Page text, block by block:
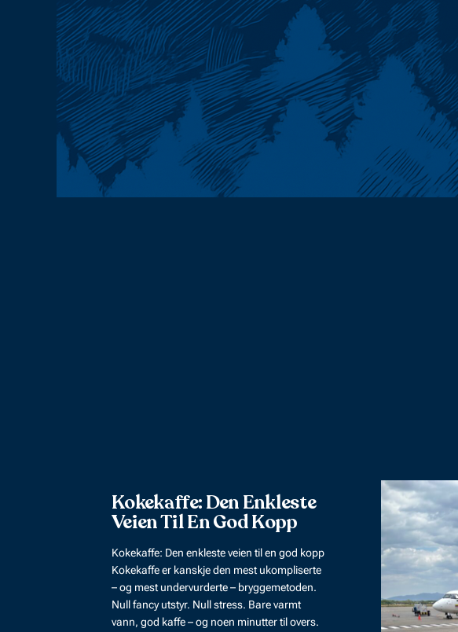
Kokekaffe: Den Enkleste
Veien Til En God Kopp
Kokekaffe: Den enkleste veien til en god kopp
Kokekaffe er kanskje den mest ukompliserte
– og mest undervurderte – bryggemetoden.
Null fancy utstyr. Null stress. Bare varmt
vann, god kaffe – og noen minutter til overs.